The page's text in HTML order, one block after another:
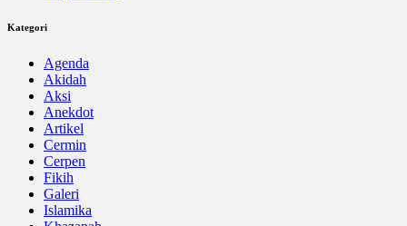
Kategori
Agenda
Akidah
Aksi
Anekdot
Artikel
Cermin
Cerpen
Fikih
Galeri
Islamika